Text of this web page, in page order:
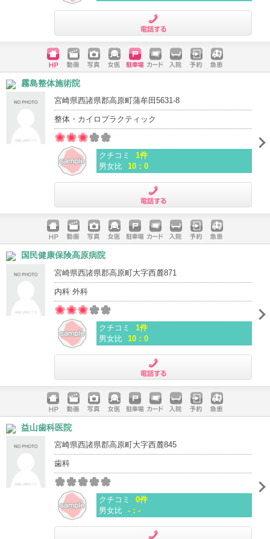
ホームペ
ージ
動画 写真 女医 駐車場
クレジッ
入院 予約 急患
霧島整体施術院
宮崎県西諸県郡高原町蒲牟田5631-8
整体・カイロプラクティック
クチコミ
1件
男女比 10：0
ホームペ
ージ
動画 写真 女医 駐車場
クレジッ
入院 予約 急患
国民健康保険高原病院
宮崎県西諸県郡高原町大字西麓871
内科 外科
クチコミ
1件
男女比
10：0
ホームペ
ージ
動画 写真 女医 駐車場
クレジッ
入院 予約 急患
益山歯科医院
宮崎県西諸県郡高原町大字西麓845
歯科
クチコミ
0件
男女比 -：-